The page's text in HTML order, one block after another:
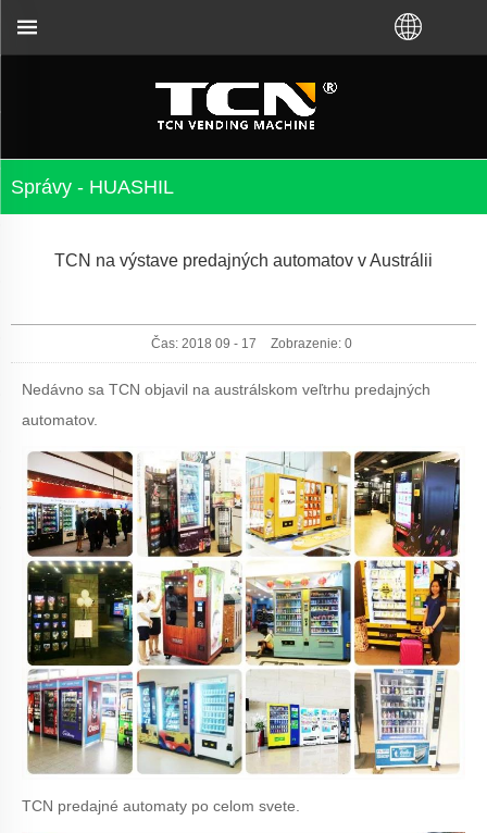
Správy - HUASHIL
TCN na výstave predajných automatov v Austrálii
Čas: 2018 09 - 17 Zobrazenie: 0
Nedávno sa TCN objavil na austrálskom veľtrhu predajných
automatov.
TCN predajné automaty po celom svete.
a riešení problémov bez ohľadu na to,